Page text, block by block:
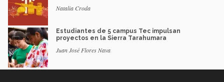
Natalia Croda
Estudiantes de 5 campus Tec impulsan
proyectos en la Sierra Tarahumara
Juan José Flores Nava